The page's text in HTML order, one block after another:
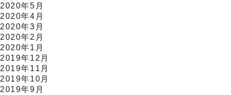
2020年5月
2020年4月
2020年3月
2020年2月
2020年1月
2019年12月
2019年11月
2019年10月
2019年9月